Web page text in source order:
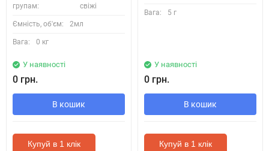
групам:
свіжі
Ємність, об'єм: 2мл
Вага: 0 кг
У наявності
0 грн.
В кошик
Купуй в 1 клік
Вага: 5 г
У наявності
0 грн.
В кошик
Купуй в 1 клік